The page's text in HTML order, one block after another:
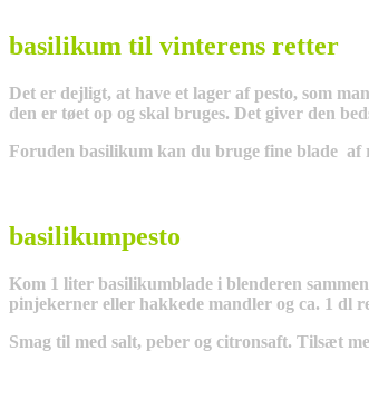
basilikum til vinterens retter
Det er dejligt, at have et lager af pesto, som
den er tøet op og skal bruges. Det giver den
Foruden basilikum kan du bruge fine blade af
basilikumpesto
Kom 1 liter basilikumblade i blenderen
pinjekerner eller hakkede mandler og ca. 1 dl
Smag til med salt, peber og citronsaft. Tilsæt